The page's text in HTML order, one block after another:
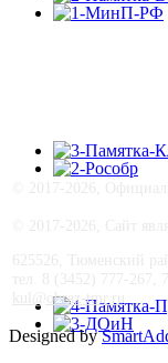
kul@obraz-tmr.ru
Designed by